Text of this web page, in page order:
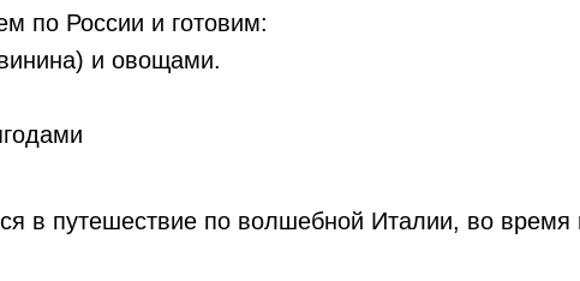
по России и готовим:
и овощами.
в путешествие по волшебной Италии, во время